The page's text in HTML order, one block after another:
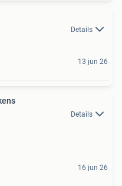
Details
13 jun 26
Details
16 jun 26